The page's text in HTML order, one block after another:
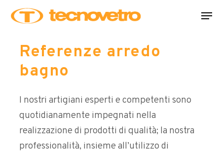
Skip
contentReferenze arredo
bagno
I nostri artigiani esperti e competenti sono
quotidianamente impegnati nella
realizzazione di prodotti di qualità; la nostra
professionalità, insieme all’utilizzo di